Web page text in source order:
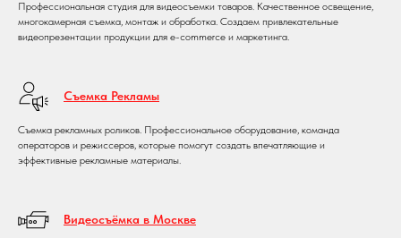
Профессиональная студия для видеосъемки товаров. Качественное освещение,
многокамерная съемка, монтаж и обработка. Создаем привлекательные
видеопрезентации продукции для e-commerce и маркетинга.
Съемка Рекламы
Съемка рекламных роликов. Профессиональное оборудование, команда
операторов и режиссеров, которые помогут создать впечатляющие и
эффективные рекламные материалы.
Видеосъёмка в Москве